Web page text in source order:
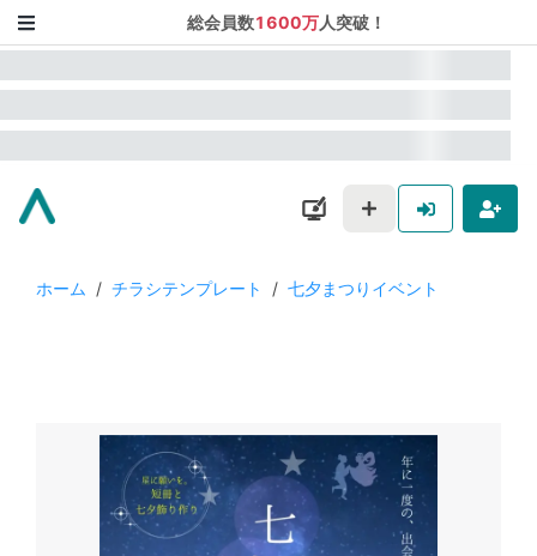
総会員数1600万人突破！
ホーム / チラシテンプレート / 七夕まつりイベント